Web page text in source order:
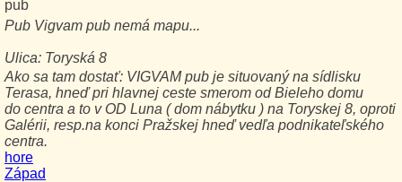
pub
Pub Vigvam pub nemá mapu...
Ulica: Toryská 8
Ako sa tam dostať: VIGVAM pub je situovaný na sídlisku
Terasa, hneď pri hlavnej ceste smerom od Bieleho domu
do centra a to v OD Luna ( dom nábytku ) na Toryskej 8, oproti
Galérii, resp.na konci Pražskej hneď vedľa podnikateľského
centra.
hore
Západ